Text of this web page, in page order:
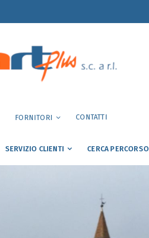
FORNITORI CONTATTI
SERVIZIO CLIENTI CERCA PERCORSO